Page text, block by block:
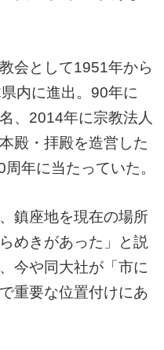
会として1951年から
内に進出。90年に
、2014年に宗教法人
殿・拝殿を造営した
年に当たっていた。
鎮座地を現在の場所
めきがあった」と説
今や同大社が「市に
重要な位置付けにあ